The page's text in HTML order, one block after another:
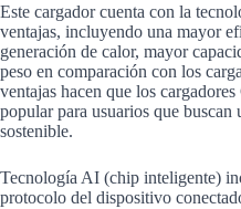
Este cargador cuenta con la
ventajas, incluyendo una mayor
generación de calor, mayor
peso en comparación con los
ventajas hacen que los
popular para usuarios que
sostenible.
Tecnología AI (chip inteligente)
protocolo del dispositivo